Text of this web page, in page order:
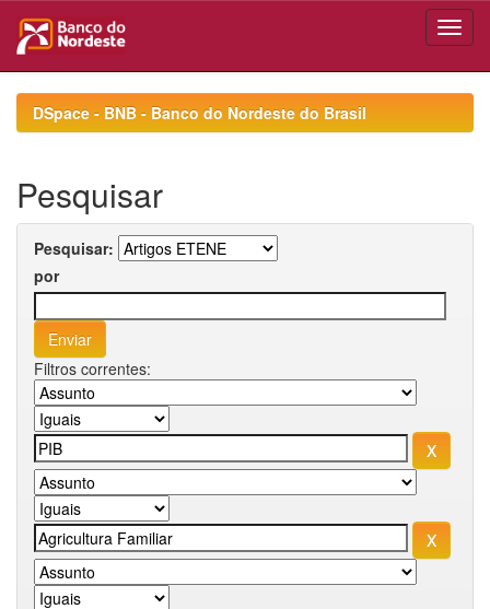
navigationDSpace - BNB - Banco do Nordeste do Brasil
Pesquisar
Pesquisar:
por
Filtros correntes: